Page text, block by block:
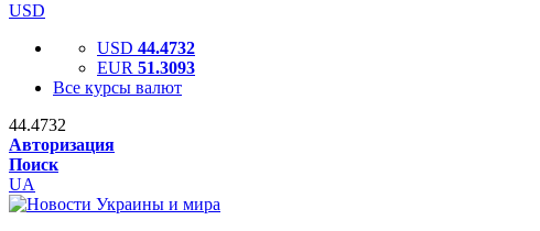
USD
USD 44.4732
EUR 51.3093
Все курсы валют
44.4732
Авторизация
Поиск
UA